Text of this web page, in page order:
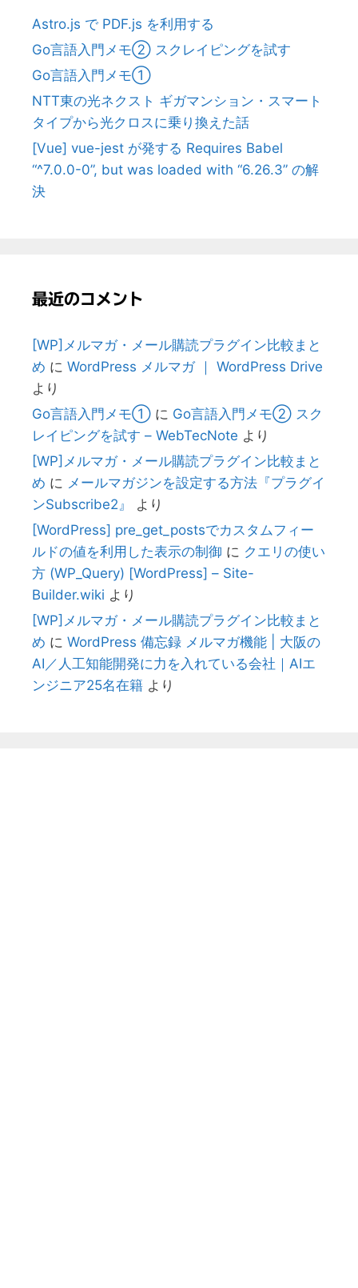
Astro.js で PDF.js を利用する
Go言語入門メモ② スクレイピングを試す
Go言語入門メモ①
NTT東の光ネクスト ギガマンション・スマート
タイプから光クロスに乗り換えた話
[Vue] vue-jest が発する Requires Babel
“^7.0.0-0”, but was loaded with “6.26.3” の解
決
最近のコメント
[WP]メルマガ・メール購読プラグイン比較まと
め に WordPress メルマガ ｜ WordPress Drive
より
Go言語入門メモ① に Go言語入門メモ② スク
レイピングを試す – WebTecNote より
[WP]メルマガ・メール購読プラグイン比較まと
め に メールマガジンを設定する方法『プラグイ
ンSubscribe2』
より
[WordPress] pre_get_postsでカスタムフィー
ルドの値を利用した表示の制御 に クエリの使い
方 (WP_Query) [WordPress] – Site-
Builder.wiki より
[WP]メルマガ・メール購読プラグイン比較まと
め に WordPress 備忘録 メルマガ機能 | 大阪の
AI／人工知能開発に力を入れている会社｜AIエ
ンジニア25名在籍 より